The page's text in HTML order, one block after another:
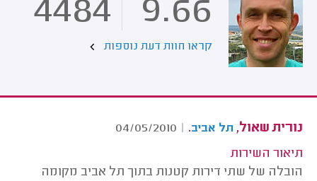
9.66
4484
קראו חוות דעת נוספות
נורית שאול, תל אביב.
|
04/05/2010
תיאור השירות
הובלה של שתי דירות קטנות בתוך תל אביב מקומה